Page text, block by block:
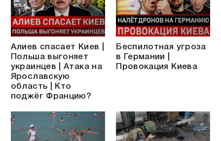
Алиев спасает Киев |
Польша выгоняет
украинцев | Атака на
Ярославскую
область | Кто
поджёг Францию?
Беспилотная угроза
в Германии |
Провокация Киева